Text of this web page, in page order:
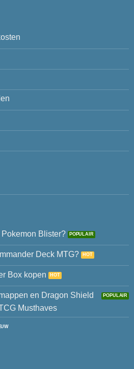
Blister?
Deck MTG?
Box kopen
en Dragon Shield
Musthaves